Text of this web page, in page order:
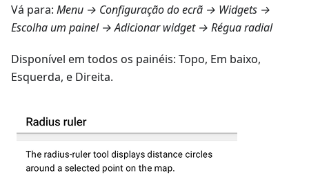
Vá para: Menu → Configuração do ecrã → Widgets →
Escolha um painel → Adicionar widget → Régua radial
Disponível em todos os painéis: Topo, Em baixo,
Esquerda, e Direita.